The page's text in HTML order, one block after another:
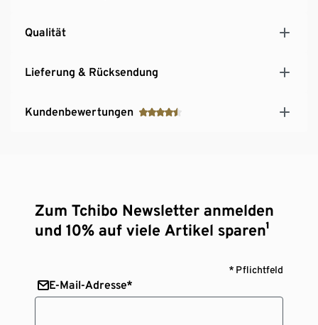
Qualität
Lieferung & Rücksendung
Kundenbewertungen
Zum Tchibo Newsletter anmelden
und 10% auf viele Artikel sparen¹
* Pflichtfeld
E-Mail-Adresse*